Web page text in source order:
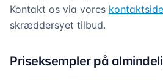
Kontakt os via vores kontaktside
skræddersyet tilbud.
Priseksempler på